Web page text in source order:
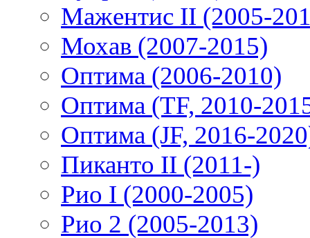
Мажентис II (2005-
Мохав (2007-2015)
Оптима (2006-2010)
Оптима (TF, 2010-
Оптима (JF, 2016-
Пиканто II (2011-)
Рио I (2000-2005)
Рио 2 (2005-2013)